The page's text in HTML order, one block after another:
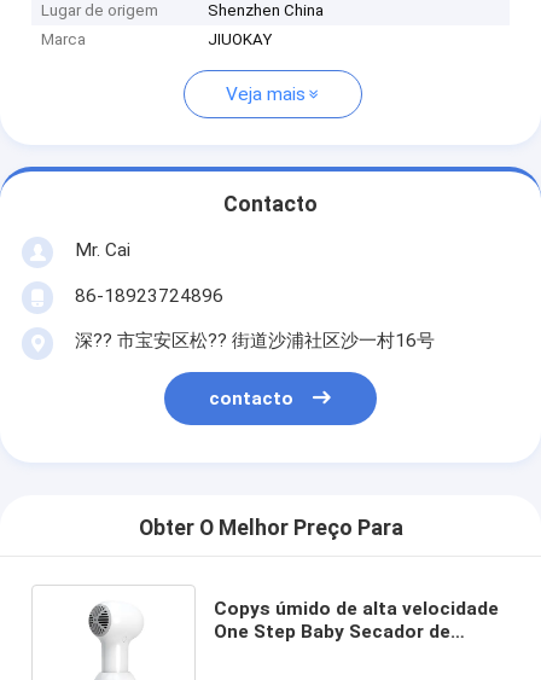
Lugar de origem
Shenzhen China
Marca
JIUOKAY
Veja mais
Contacto
Mr. Cai
86-18923724896
深?? 市宝安区松?? 街道沙浦社区沙一村16号
contacto
Obter O Melhor Preço Para
Copys úmido de alta velocidade
One Step Baby Secador de